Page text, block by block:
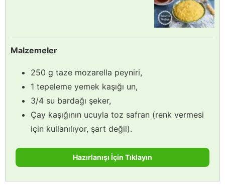
Malzemeler
250 g taze mozarella peyniri,
1 tepeleme yemek kaşığı un,
3/4 su bardağı şeker,
Çay kaşığının ucuyla toz safran (renk vermesi
için kullanılıyor, şart değil).
Hazırlanışı İçin Tıklayın